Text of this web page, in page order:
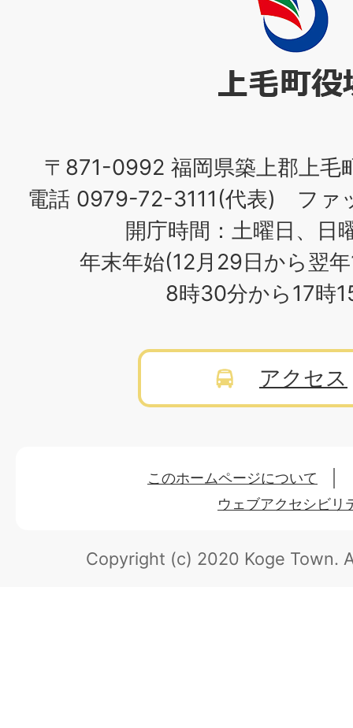
〒871-0992 福岡県築上郡上毛
電話 0979-72-3111(代表) ファ
開庁時間：土曜日、日
年末年始(12月29日から翌
8時30分から17時
アクセス
このホームページについて
ウェブアクセシビリ
Copyright (c) 2020 Koge Town.